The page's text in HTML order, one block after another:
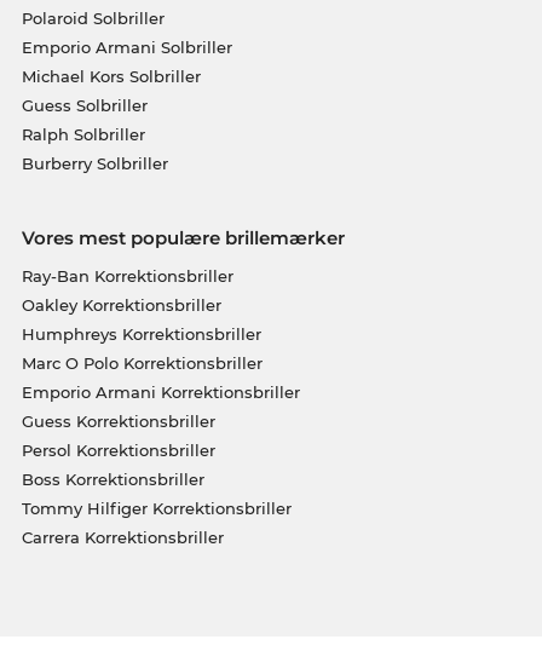
Polaroid Solbriller
Emporio Armani Solbriller
Michael Kors Solbriller
Guess Solbriller
Ralph Solbriller
Burberry Solbriller
Vores mest populære brillemærker
Ray-Ban Korrektionsbriller
Oakley Korrektionsbriller
Humphreys Korrektionsbriller
Marc O Polo Korrektionsbriller
Emporio Armani Korrektionsbriller
Guess Korrektionsbriller
Persol Korrektionsbriller
Boss Korrektionsbriller
Tommy Hilfiger Korrektionsbriller
Carrera Korrektionsbriller